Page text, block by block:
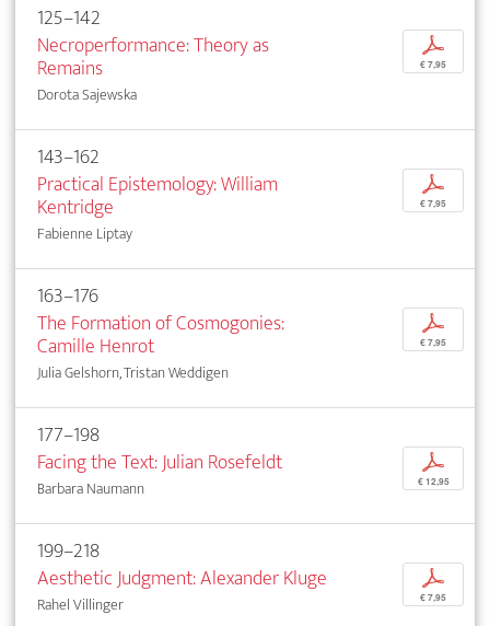
125–142
Necroperformance: Theory as
Remains
Dorota Sajewska
p
€ 7,95
143–162
Practical Epistemology: William
Kentridge
Fabienne Liptay
p
€ 7,95
163–176
The Formation of Cosmogonies:
Camille Henrot
Julia Gelshorn, Tristan Weddigen
p
€ 7,95
177–198
Facing the Text: Julian Rosefeldt
Barbara Naumann
p
€ 12,95
199–218
Aesthetic Judgment: Alexander Kluge
Rahel Villinger
p
€ 7,95